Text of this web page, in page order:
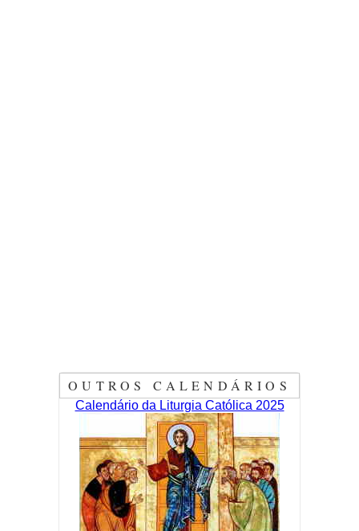
OUTROS CALENDÁRIOS
Calendário da Liturgia Católica 2025